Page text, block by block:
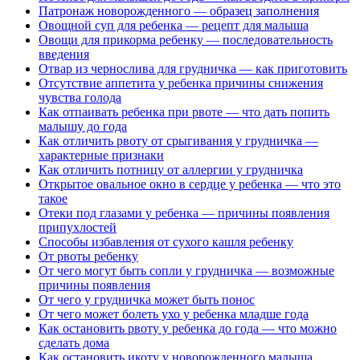
Патронаж новорожденного — образец заполнения
Овощной суп для ребенка — рецепт для малыша
Овощи для прикорма ребенку — последовательность
введения
Отвар из чернослива для грудничка — как приготовить
Отсутствие аппетита у ребенка причины снижения
чувства голода
Как отпаивать ребенка при рвоте — что дать попить
малышу до года
Как отличить рвоту от срыгивания у грудничка —
характерные признаки
Как отличить потницу от аллергии у грудничка
Открытое овальное окно в сердце у ребенка — что это
такое
Отеки под глазами у ребенка — причины появления
припухлостей
Способы избавления от сухого кашля ребенку
От рвоты ребенку
От чего могут быть сопли у грудничка — возможные
причины появления
От чего у грудничка может быть понос
От чего может болеть ухо у ребенка младше года
Как остановить рвоту у ребенка до года — что можно
сделать дома
Как остановить икоту у новорожденного малыша